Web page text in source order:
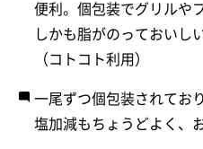
便利。個包装でグリルや
しかも脂がのっておいし
（コトコト利用）
一尾ずつ個包装されてお
塩加減もちょうどよく、